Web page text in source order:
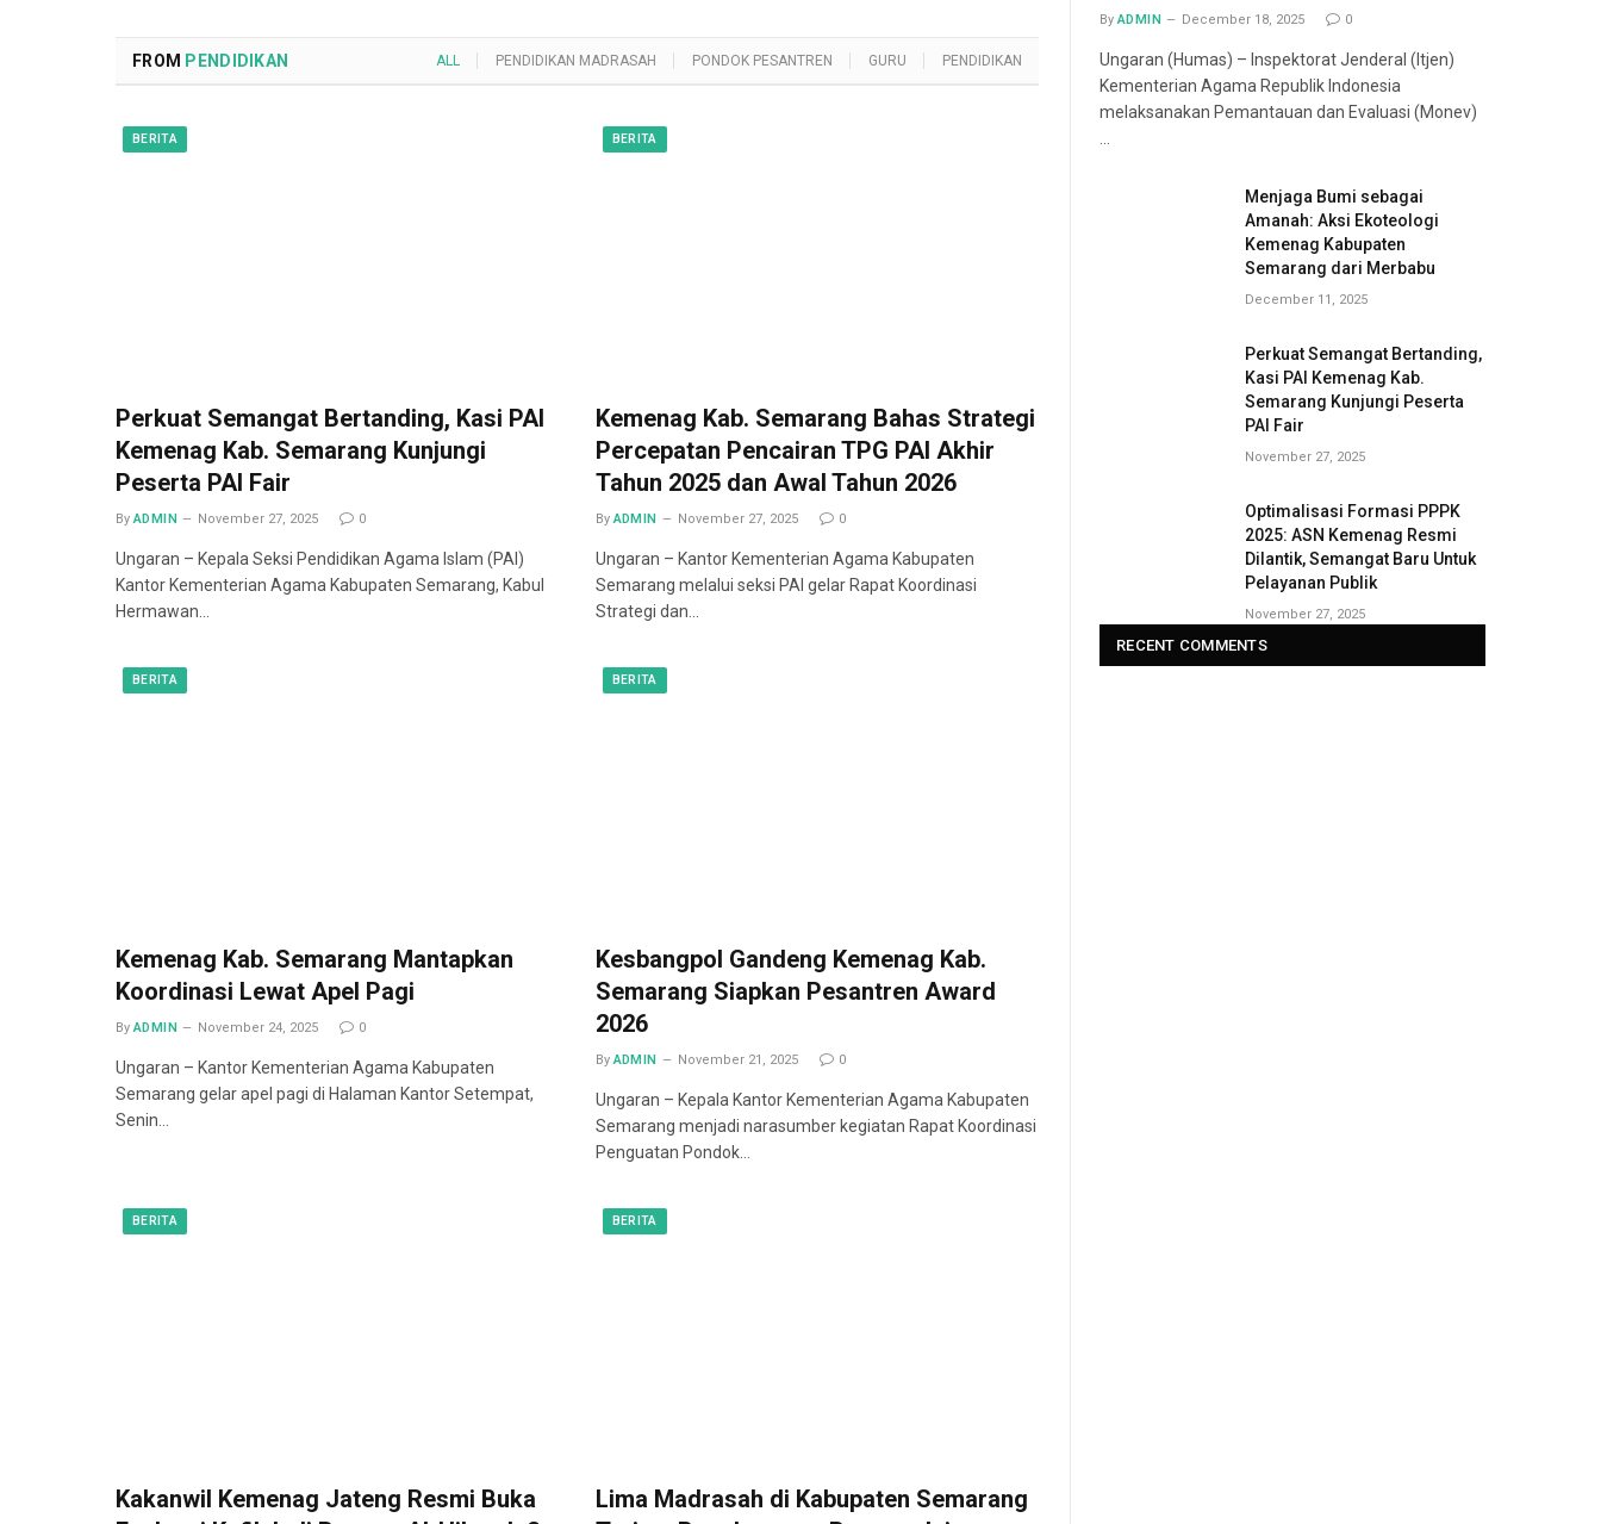
FROM PENDIDIKAN ALL PENDIDIKAN MADRASAH PONDOK PESANTREN GURU PENDIDIKAN
BERITA
Perkuat Semangat Bertanding, Kasi PAI
Kemenag Kab. Semarang Kunjungi
Peserta PAI Fair
By ADMIN November 27, 2025 0
Ungaran – Kepala Seksi Pendidikan Agama Islam (PAI)
Kantor Kementerian Agama Kabupaten Semarang, Kabul
Hermawan…
BERITA
Kemenag Kab. Semarang Bahas Strategi
Percepatan Pencairan TPG PAI Akhir
Tahun 2025 dan Awal Tahun 2026
By ADMIN November 27, 2025 0
Ungaran – Kantor Kementerian Agama Kabupaten
Semarang melalui seksi PAI gelar Rapat Koordinasi
Strategi dan…
BERITA
Kemenag Kab. Semarang Mantapkan
Koordinasi Lewat Apel Pagi
By ADMIN November 24, 2025 0
Ungaran – Kantor Kementerian Agama Kabupaten
Semarang gelar apel pagi di Halaman Kantor Setempat,
Senin…
BERITA
Kesbangpol Gandeng Kemenag Kab.
Semarang Siapkan Pesantren Award
2026
By ADMIN November 21, 2025 0
Ungaran – Kepala Kantor Kementerian Agama Kabupaten
Semarang menjadi narasumber kegiatan Rapat Koordinasi
Penguatan Pondok…
BERITA
Kakanwil Kemenag Jateng Resmi Buka
BERITA
Lima Madrasah di Kabupaten Semarang
By ADMIN December 18, 2025 0
Ungaran (Humas) – Inspektorat Jenderal (Itjen)
Kementerian Agama Republik Indonesia
melaksanakan Pemantauan dan Evaluasi (Monev)
…
Menjaga Bumi sebagai
Amanah: Aksi Ekoteologi
Kemenag Kabupaten
Semarang dari Merbabu
December 11, 2025
Perkuat Semangat Bertanding,
Kasi PAI Kemenag Kab.
Semarang Kunjungi Peserta
PAI Fair
November 27, 2025
Optimalisasi Formasi PPPK
2025: ASN Kemenag Resmi
Dilantik, Semangat Baru Untuk
Pelayanan Publik
November 27, 2025
RECENT COMMENTS